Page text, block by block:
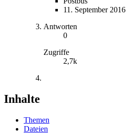
11. September 2016
Antworten
0
Zugriffe
2,7k
Inhalte
Themen
Dateien